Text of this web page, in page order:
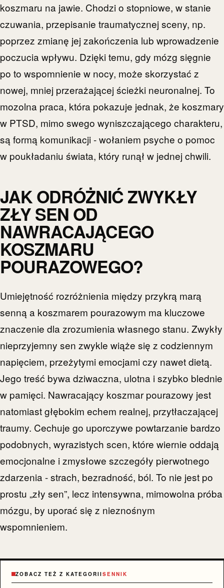
koszmaru na jawie. Chodzi o stopniowe, w stanie
czuwania, przepisanie traumatycznej sceny, np.
poprzez zmianę jej zakończenia lub wprowadzenie
poczucia wpływu. Dzięki temu, gdy mózg sięgnie
po to wspomnienie w nocy, może skorzystać z
nowej, mniej przerażającej ścieżki neuronalnej. To
mozolna praca, która pokazuje jednak, że koszmary
w PTSD, mimo swego wyniszczającego charakteru,
są formą komunikacji - wołaniem psyche o pomoc
w poukładaniu świata, który runął w jednej chwili.
JAK ODRÓŻNIĆ ZWYKŁY
ZŁY SEN OD
NAWRACAJĄCEGO
KOSZMARU
POURAZOWEGO?
Umiejętność rozróżnienia między przykrą marą
senną a koszmarem pourazowym ma kluczowe
znaczenie dla zrozumienia własnego stanu. Zwykły
nieprzyjemny sen zwykle wiąże się z codziennym
napięciem, przeżytymi emocjami czy nawet dietą.
Jego treść bywa dziwaczna, ulotna i szybko blednie
w pamięci. Nawracający koszmar pourazowy jest
natomiast głębokim echem realnej, przytłaczającej
traumy. Cechuje go uporczywe powtarzanie bardzo
podobnych, wyrazistych scen, które wiernie oddają
emocjonalne i zmysłowe szczegóły pierwotnego
zdarzenia - strach, bezradność, ból. To nie jest po
prostu „zły sen”, lecz intensywna, mimowolna próba
mózgu, by uporać się z nieznośnym
wspomnieniem.
ZOBACZ TEŻ Z KATEGORIISENNIK